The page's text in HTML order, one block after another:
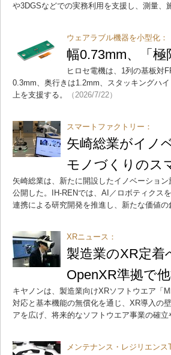
や3DGSなどでの実務利用を支援し、測量
ウェアラブル機器を小型化：
幅0.73mm、「
ヒロセ電機は、1列の基板対
0.3mm、奥行きは1.2mm、スタッキングハ
上を支援する。
（2026/7/22）
スマートファクトリー：
矢崎総業がイノ
モノづくりのス
矢崎総業は、新たに開設したイノベーショ
公開した。IH-RENでは、AI／ロボティクス
連携による研究開発を推進し、新たな価値の
XRニュース：
製造業のXR定
OpenXR準拠で
キヤノンは、製造業向けXRソフトウエア「
対応と基本機能の無償化を通じ、XR導入の
アを広げ、将来的なソフトウエア事業の確
メンテナンス・レジリエンス